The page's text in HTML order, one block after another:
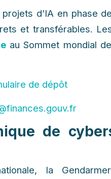
d’IA en phase
et transférables.
au Sommet mondial
de dépôt
de
la